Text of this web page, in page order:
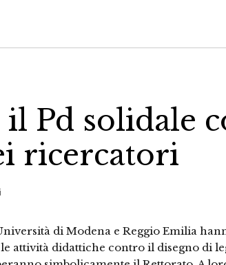
Pd solidale
ricercatori
di Modena e Reggio Emilia
attività didattiche contro il disegno di